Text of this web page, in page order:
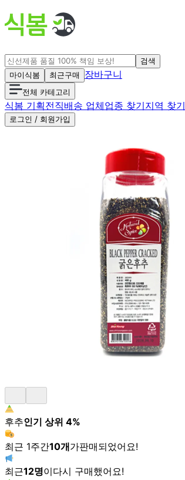
검색
마이식봄
최근구매 장바구니
전체 카테고리
식봄 기획전직배송 업체업종 찾기지역 찾기
로그인 / 회원가입
후추인기 상위 4%
최근 1주간10개가판매되었어요!
최근12명이다시 구매했어요!